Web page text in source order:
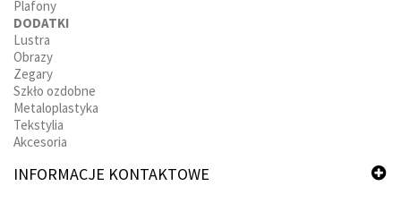
Plafony
DODATKI
Lustra
Obrazy
Zegary
Szkło ozdobne
Metaloplastyka
Tekstylia
Akcesoria
INFORMACJE KONTAKTOWE